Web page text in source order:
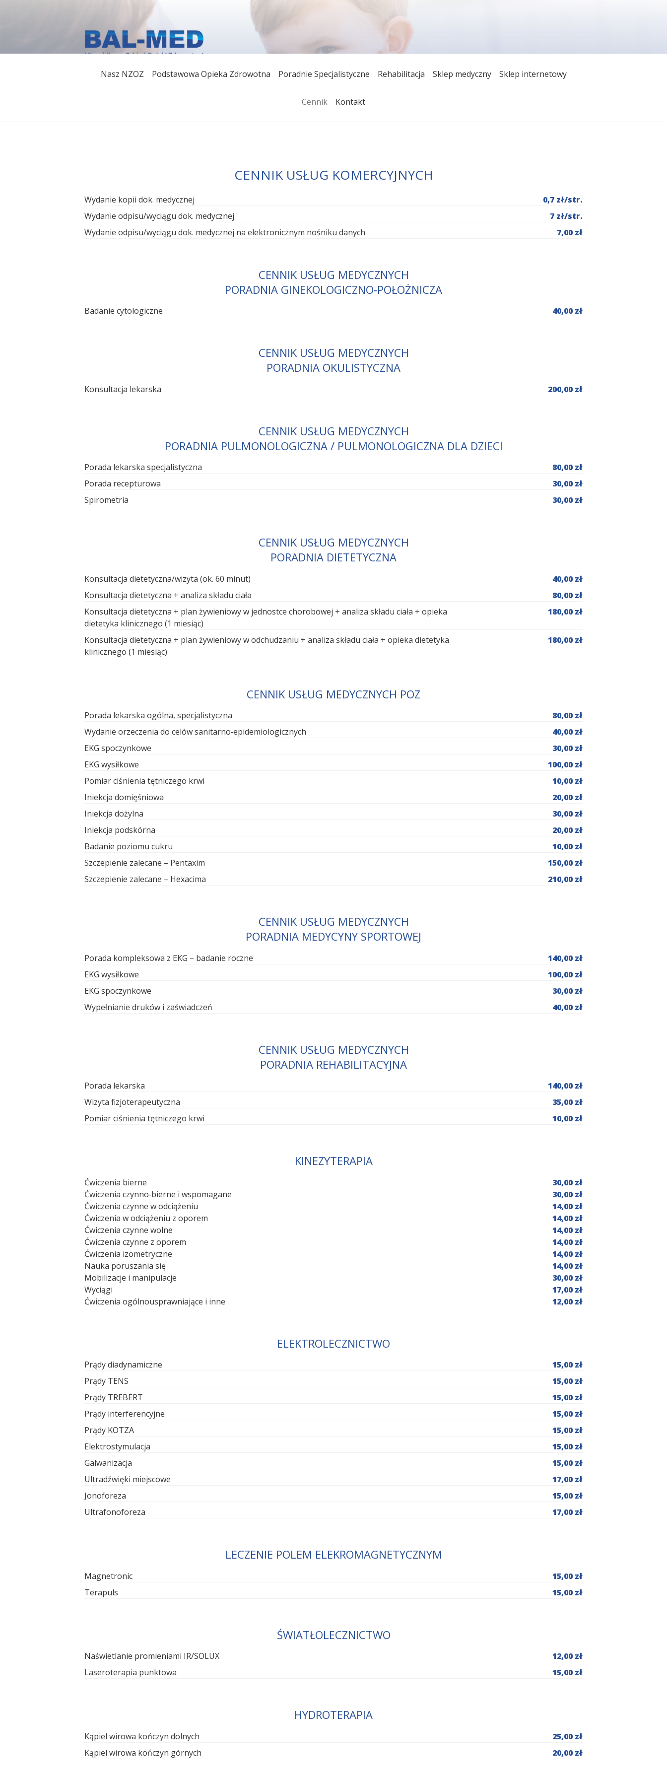
NIEPUBLICZNY ZAKŁAD OPIEKI ZDROWOTNEJ "BAL-
W naszym zakładzie pacjenci mogą korzystać z kompleksowej opieki medycznej począwszy od podstawowej opieki zdrowotnej poprzez
Nasz NZOZ Podstawowa Opieka Zdrowotna Poradnie Specjalistyczne Rehabilitacja Sklep medyczny Sklep internetowy
Cennik Kontakt
CENNIK USŁUG KOMERCYJNYCH
Wydanie kopii dok. medycznej
0,7 zł/str.
Wydanie odpisu/wyciągu dok. medycznej
7 zł/str.
Wydanie odpisu/wyciągu dok. medycznej na elektronicznym nośniku danych
7,00 zł
CENNIK USŁUG MEDYCZNYCH
PORADNIA GINEKOLOGICZNO‑POŁOŻNICZA
Badanie cytologiczne 40,00 zł
CENNIK USŁUG MEDYCZNYCH
PORADNIA OKULISTYCZNA
Konsultacja lekarska 200,00 zł
CENNIK USŁUG MEDYCZNYCH
PORADNIA PULMONOLOGICZNA / PULMONOLOGICZNA DLA DZIECI
Porada lekarska specjalistyczna
80,00 zł
Porada recepturowa
30,00 zł
Spirometria
30,00 zł
CENNIK USŁUG MEDYCZNYCH
PORADNIA DIETETYCZNA
Konsultacja dietetyczna/wizyta (ok. 60 minut)
40,00 zł
Konsultacja dietetyczna + analiza składu ciała
80,00 zł
Konsultacja dietetyczna + plan żywieniowy w jednostce chorobowej + analiza składu ciała + opieka
dietetyka klinicznego (1 miesiąc)
180,00 zł
Konsultacja dietetyczna + plan żywieniowy w odchudzaniu + analiza składu ciała + opieka dietetyka
klinicznego (1 miesiąc)
180,00 zł
CENNIK USŁUG MEDYCZNYCH POZ
Porada lekarska ogólna, specjalistyczna
80,00 zł
Wydanie orzeczenia do celów sanitarno‑epidemiologicznych
40,00 zł
EKG spoczynkowe
30,00 zł
EKG wysiłkowe
100,00 zł
Pomiar ciśnienia tętniczego krwi
10,00 zł
Iniekcja domięśniowa
20,00 zł
Iniekcja dożylna
30,00 zł
Iniekcja podskórna
20,00 zł
Badanie poziomu cukru
10,00 zł
Szczepienie zalecane – Pentaxim
150,00 zł
Szczepienie zalecane – Hexacima
210,00 zł
CENNIK USŁUG MEDYCZNYCH
PORADNIA MEDYCYNY SPORTOWEJ
Porada kompleksowa z EKG – badanie roczne
140,00 zł
EKG wysiłkowe
100,00 zł
EKG spoczynkowe
30,00 zł
Wypełnianie druków i zaświadczeń
40,00 zł
CENNIK USŁUG MEDYCZNYCH
PORADNIA REHABILITACYJNA
Porada lekarska
140,00 zł
Wizyta fizjoterapeutyczna
35,00 zł
Pomiar ciśnienia tętniczego krwi
10,00 zł
KINEZYTERAPIA
Ćwiczenia bierne
30,00 zł
Ćwiczenia czynno‑bierne i wspomagane
30,00 zł
Ćwiczenia czynne w odciążeniu
14,00 zł
Ćwiczenia w odciążeniu z oporem
14,00 zł
Ćwiczenia czynne wolne
14,00 zł
Ćwiczenia czynne z oporem
14,00 zł
Ćwiczenia izometryczne
14,00 zł
Nauka poruszania się
14,00 zł
Mobilizacje i manipulacje
30,00 zł
Wyciągi
17,00 zł
Ćwiczenia ogólnousprawniające i inne
12,00 zł
ELEKTROLECZNICTWO
Prądy diadynamiczne
15,00 zł
Prądy TENS
15,00 zł
Prądy TREBERT
15,00 zł
Prądy interferencyjne
15,00 zł
Prądy KOTZA
15,00 zł
Elektrostymulacja
15,00 zł
Galwanizacja
15,00 zł
Ultradźwięki miejscowe
17,00 zł
Jonoforeza
15,00 zł
Ultrafonoforeza
17,00 zł
LECZENIE POLEM ELEKROMAGNETYCZNYM
Magnetronic
15,00 zł
Terapuls
15,00 zł
ŚWIATŁOLECZNICTWO
Naświetlanie promieniami IR/SOLUX
12,00 zł
Laseroterapia punktowa
15,00 zł
HYDROTERAPIA
Kąpiel wirowa kończyn dolnych
25,00 zł
Kąpiel wirowa kończyn górnych
20,00 zł